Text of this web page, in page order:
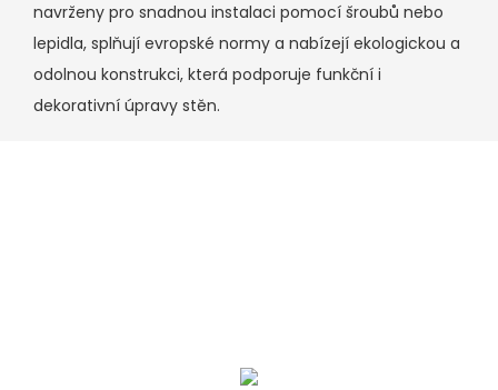
navrženy pro snadnou instalaci pomocí šroubů nebo
lepidla, splňují evropské normy a nabízejí ekologickou a
odolnou konstrukci, která podporuje funkční i
dekorativní úpravy stěn.